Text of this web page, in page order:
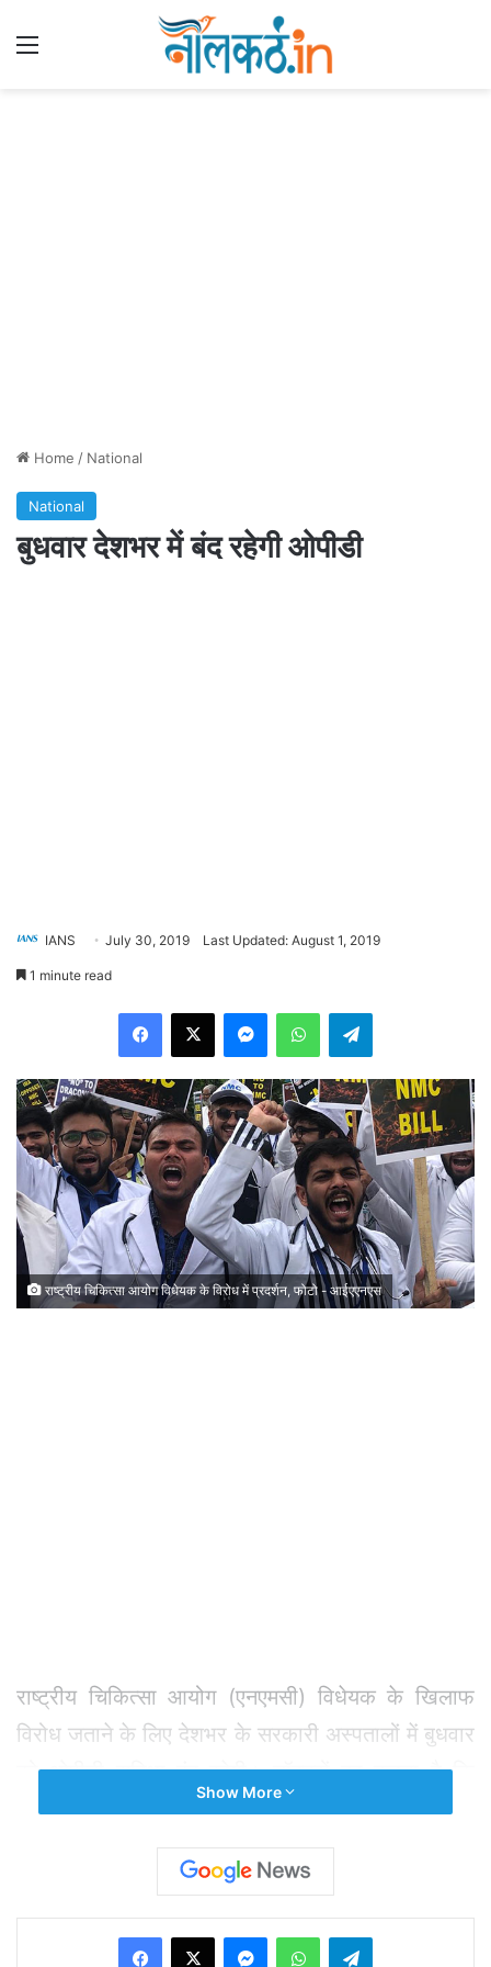
Home / National
National
बुधवार देशभर में बंद रहेगी ओपीडी
IANS July 30, 2019 Last Updated: August 1, 2019
1 minute read
राष्ट्रीय चिकित्सा आयोग विधेयक के विरोध में प्रदर्शन, फोटो - आईएएनएस
राष्ट्रीय चिकित्सा आयोग (एनएमसी) विधेयक के खिलाफ
विरोध जताने के लिए देशभर के सरकारी अस्पतालों में बुधवार
को ओपीडी सुविधा बंद रहेगी। डॉक्टरों का कहना है कि
विधेयक में शामिल किए गए प्रावधानों से नीम-हकीमों को
प्रोत्साहन मिलेगा। सोमवार को लोकसभा में पारित किए गए
इस विधेयक के विरोध में इंडियन मेडिकल एसोसिएशन
(आईएमए) ने विरोध प्रदर्शन किया। एसोसिएशन ने देशभर में
गैर-जरूरी सेवाओं को 24 घंटे तक बंद करने की बात कही
Show More